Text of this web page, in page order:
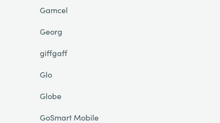
Gamcel
Georg
giffgaff
Glo
Globe
GoSmart Mobile